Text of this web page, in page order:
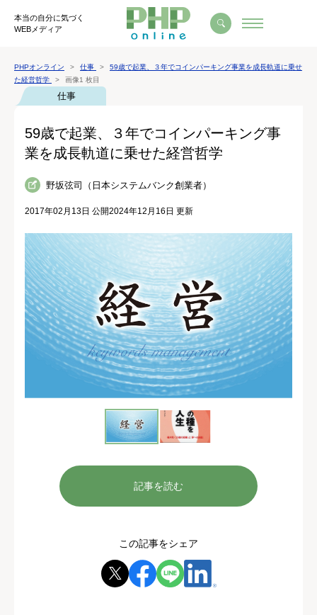
本当の自分に気づく
WEBメディア
PHPオンライン 仕事
59歳で起業、３年でコインパーキング事業を成長軌道に乗せ
た経営哲学
画像1 枚目
仕事
59歳で起業、３年でコインパーキング事
業を成長軌道に乗せた経営哲学
野坂弦司（日本システムバンク創業者）
2017年02月13日 公開2024年12月16日 更新
記事を読む
この記事をシェア